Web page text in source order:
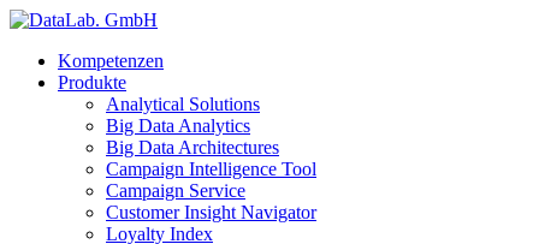
Kompetenzen
Produkte
Analytical Solutions
Big Data Analytics
Big Data Architectures
Campaign Intelligence Tool
Campaign Service
Customer Insight Navigator
Loyalty Index